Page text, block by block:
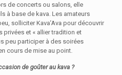
de concerts ou salons, elle
à base de kava. Les amateurs
solliciter Kava’Ava pour découvrir
privées et « allier tradition et
peu participer à des soirées
cours de mise au point.
de goûter au kava ?